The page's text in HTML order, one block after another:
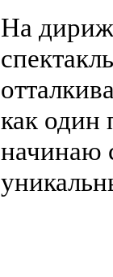
На
как один
начинаю